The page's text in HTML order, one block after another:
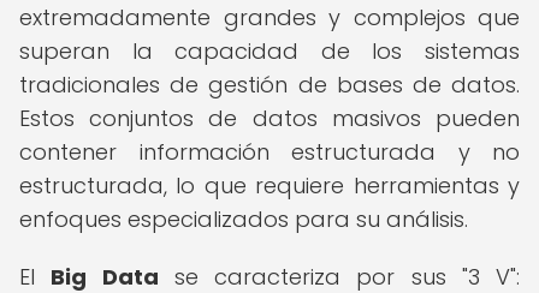
extremadamente grandes y complejos que
superan la capacidad de los sistemas
tradicionales de gestión de bases de datos.
Estos conjuntos de datos masivos pueden
contener información estructurada y no
estructurada, lo que requiere herramientas y
enfoques especializados para su análisis.
El Big Data se caracteriza por sus "3 V":